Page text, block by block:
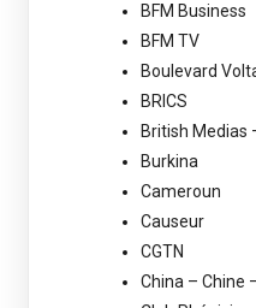
BFM Business
BFM TV
Boulevard
BRICS
British Medias
Burkina
Cameroun
Causeur
CGTN
China – Chine